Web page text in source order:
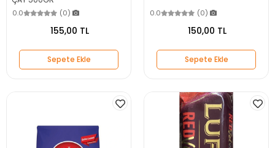
0.0 (0)
155,00 TL
Sepete Ekle
0.0 (0)
150,00 TL
Sepete Ekle